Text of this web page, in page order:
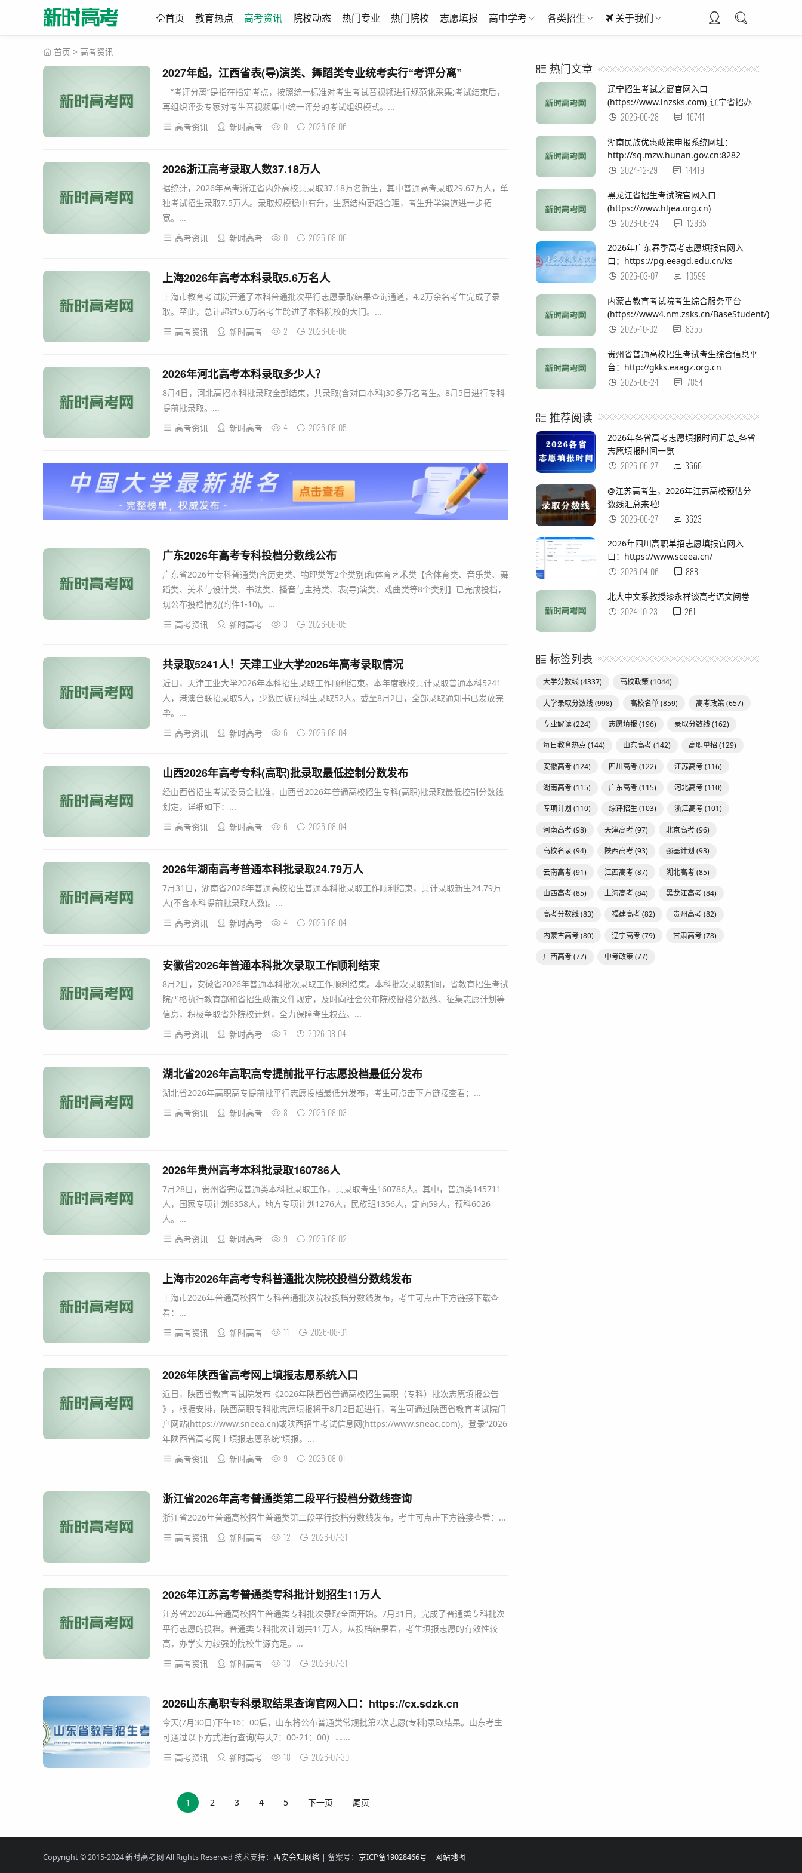
首页 教育热点 高考资讯 院校动态 热门专业 热门院校 志愿填报 高中学考 各类招生 关于我们
首页 > 高考资讯
2027年起，江西省表(导)演类、舞蹈类专业统考实行“考评分离”
“考评分离”是指在指定考点，按照统一标准对考生考试音视频进行规范化采集;考试结束后，
再组织评委专家对考生音视频集中统一评分的考试组织模式。...
高考资讯
新时高考 0 2026-08-06
2026浙江高考录取人数37.18万人
据统计，2026年高考浙江省内外高校共录取37.18万名新生，其中普通高考录取29.67万人，单
独考试招生录取7.5万人。录取规模稳中有升，生源结构更趋合理，考生升学渠道进一步拓
宽。...
高考资讯
新时高考 0 2026-08-06
上海2026年高考本科录取5.6万名人
上海市教育考试院开通了本科普通批次平行志愿录取结果查询通道，4.2万余名考生完成了录
取。至此，总计超过5.6万名考生跨进了本科院校的大门。...
高考资讯
新时高考 2 2026-08-06
2026年河北高考本科录取多少人？
8月4日，河北高招本科批录取全部结束，共录取(含对口本科)30多万名考生。8月5日进行专科
提前批录取。...
高考资讯
新时高考 4 2026-08-05
广东2026年高考专科投档分数线公布
广东省2026年专科普通类(含历史类、物理类等2个类别)和体育艺术类【含体育类、音乐类、舞
蹈类、美术与设计类、书法类、播音与主持类、表(导)演类、戏曲类等8个类别】已完成投档，
现公布投档情况(附件1-10)。...
高考资讯
新时高考 3 2026-08-05
共录取5241人！天津工业大学2026年高考录取情况
近日，天津工业大学2026年本科招生录取工作顺利结束。本年度我校共计录取普通本科5241
人，港澳台联招录取5人，少数民族预科生录取52人。截至8月2日，全部录取通知书已发放完
毕。...
高考资讯
新时高考 6 2026-08-04
山西2026年高考专科(高职)批录取最低控制分数发布
经山西省招生考试委员会批准，山西省2026年普通高校招生专科(高职)批录取最低控制分数线
划定，详细如下：...
高考资讯
新时高考 6 2026-08-04
2026年湖南高考普通本科批录取24.79万人
7月31日，湖南省2026年普通高校招生普通本科批录取工作顺利结束，共计录取新生24.79万
人(不含本科提前批录取人数)。...
高考资讯
新时高考 4 2026-08-04
安徽省2026年普通本科批次录取工作顺利结束
8月2日，安徽省2026年普通本科批次录取工作顺利结束。本科批次录取期间，省教育招生考试
院严格执行教育部和省招生政策文件规定，及时向社会公布院校投档分数线、征集志愿计划等
信息，积极争取省外院校计划，全力保障考生权益。...
高考资讯
新时高考 7 2026-08-04
湖北省2026年高职高专提前批平行志愿投档最低分发布
湖北省2026年高职高专提前批平行志愿投档最低分发布，考生可点击下方链接查看：...
高考资讯
新时高考 8 2026-08-03
2026年贵州高考本科批录取160786人
7月28日，贵州省完成普通类本科批录取工作，共录取考生160786人。其中，普通类145711
人，国家专项计划6358人，地方专项计划1276人，民族班1356人，定向59人，预科6026
人。...
高考资讯
新时高考 9 2026-08-02
上海市2026年高考专科普通批次院校投档分数线发布
上海市2026年普通高校招生专科普通批次院校投档分数线发布，考生可点击下方链接下载查
看：...
高考资讯
新时高考 11 2026-08-01
2026年陕西省高考网上填报志愿系统入口
近日，陕西省教育考试院发布《2026年陕西省普通高校招生高职（专科）批次志愿填报公告
》，根据安排，陕西高职专科批志愿填报将于8月2日起进行，考生可通过陕西省教育考试院门
户网站(https://www.sneea.cn)或陕西招生考试信息网(https://www.sneac.com)，登录“2026
年陕西省高考网上填报志愿系统”填报。...
高考资讯
新时高考 9 2026-08-01
浙江省2026年高考普通类第二段平行投档分数线查询
浙江省2026年普通高校招生普通类第二段平行投档分数线发布，考生可点击下方链接查看：...
高考资讯
新时高考 12 2026-07-31
2026年江苏高考普通类专科批计划招生11万人
江苏省2026年普通高校招生普通类专科批次录取全面开始。7月31日，完成了普通类专科批次
平行志愿的投档。普通类专科批次计划共11万人，从投档结果看，考生填报志愿的有效性较
高，办学实力较强的院校生源充足。...
高考资讯
新时高考 13 2026-07-31
2026山东高职专科录取结果查询官网入口：https://cx.sdzk.cn
今天(7月30日)下午16：00后，山东将公布普通类常规批第2次志愿(专科)录取结果。山东考生
可通过以下方式进行查询(每天7：00-21：00）↓↓...
高考资讯
新时高考 18 2026-07-30
1 2 3 4 5 下一页 尾页
热门文章
辽宁招生考试之窗官网入口
(https://www.lnzsks.com)_辽宁省招办
2026-06-28 16741
湖南民族优惠政策申报系统网址：
http://sq.mzw.hunan.gov.cn:8282
2024-12-29 14419
黑龙江省招生考试院官网入口
(https://www.hljea.org.cn)
2026-06-24 12865
2026年广东春季高考志愿填报官网入
口：https://pg.eeagd.edu.cn/ks
2026-03-07 10599
内蒙古教育考试院考生综合服务平台
(https://www4.nm.zsks.cn/BaseStudent/)
2025-10-02 8355
贵州省普通高校招生考试考生综合信息平
台：http://gkks.eaagz.org.cn
2025-06-24 7854
推荐阅读
2026年各省高考志愿填报时间汇总_各省
志愿填报时间一览
2026-06-27 3666
@江苏高考生，2026年江苏高校预估分
数线汇总来啦!
2026-06-27 3623
2026年四川高职单招志愿填报官网入
口：https://www.sceea.cn/
2026-04-06 888
北大中文系教授漆永祥谈高考语文阅卷
2024-10-23 261
标签列表
大学分数线(4337) 高校政策(1044)
大学录取分数线(998) 高校名单(859) 高考政策(657)
专业解读(224) 志愿填报 (196) 录取分数线(162)
每日教育热点 (144) 山东高考(142) 高职单招(129)
安徽高考(124) 四川高考(122) 江苏高考(116)
湖南高考(115) 广东高考(115) 河北高考(110)
专项计划 (110) 综评招生(103) 浙江高考(101)
河南高考(98) 天津高考(97) 北京高考(96)
高校名录(94) 陕西高考(93) 强基计划(93)
云南高考(91) 江西高考(87) 湖北高考(85)
山西高考(85) 上海高考(84) 黑龙江高考(84)
高考分数线(83) 福建高考(82) 贵州高考(82)
内蒙古高考(80) 辽宁高考(79) 甘肃高考(78)
广西高考(77) 中考政策(77)
Copyright © 2015-2024 新时高考网 All Rights Reserved 技术支持： 西安会知网络 | 备案号： 京ICP备19028466号 | 网站地图